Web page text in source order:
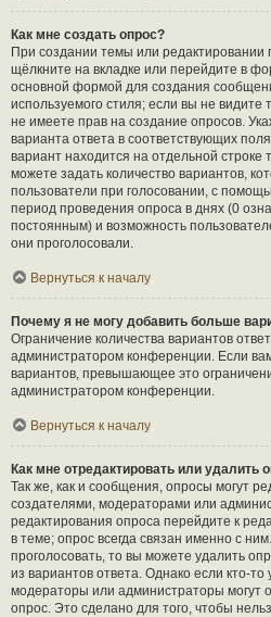
Как мне создать опрос?
При создании темы или
щёлкните на вкладке или перейдите в
основной формой для создания
используемого стиля; если вы не
не имеете прав на создание опросов.
варианта ответа в соответствующих
вариант находится на отдельной строке
можете задать количество вариантов,
пользователи при голосовании, с
период проведения опроса в днях (0
постоянным) и возможность
они проголосовали.
Вернуться к началу
Почему я не могу добавить больше
Ограничение количества вариантов
администратором конференции. Если
вариантов, превышающее это
администратором конференции.
Вернуться к началу
Как мне отредактировать или удалить
Так же, как и сообщения, опросы могут
создателями, модераторами или
редактирования опроса перейдите к
в теме; опрос всегда связан именно с
проголосовать, то вы можете удалить
из вариантов ответа. Однако если кто-то
модераторы или администраторы могут
опрос. Это сделано для того, чтобы